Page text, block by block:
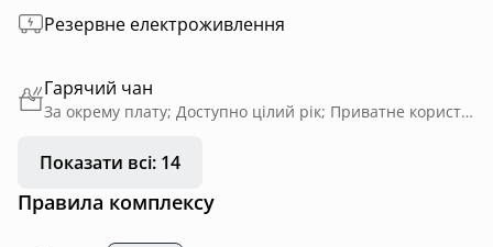
Резервне електроживлення
Гарячий чан
За окрему плату; Доступно цілий рік; Приватне користування; На дровах
Показати всі: 14
Правила комплексу